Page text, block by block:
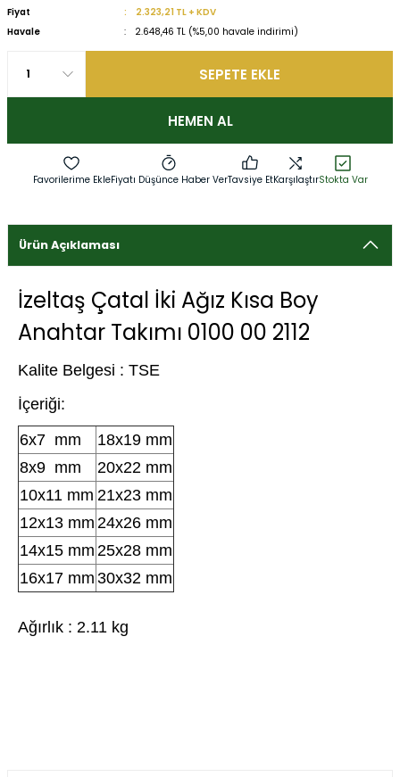
Fiyat
2.323,21 TL + KDV
Havale
2.648,46 TL (%5,00 havale indirimi)
SEPETE EKLE
HEMEN AL
Fiyatı Düşünce Haber VerTavsiye EtKarşılaştırStokta Var
Ürün Açıklaması
İzeltaş Çatal İki Ağız Kısa Boy
Anahtar Takımı 0100 00 2112
Kalite Belgesi : TSE
İçeriği:
6x7 mm
18x19 mm
8x9 mm
20x22 mm
10x11 mm 21x23 mm
12x13 mm 24x26 mm
14x15 mm 25x28 mm
16x17 mm 30x32 mm
Ağırlık : 2.11 kg